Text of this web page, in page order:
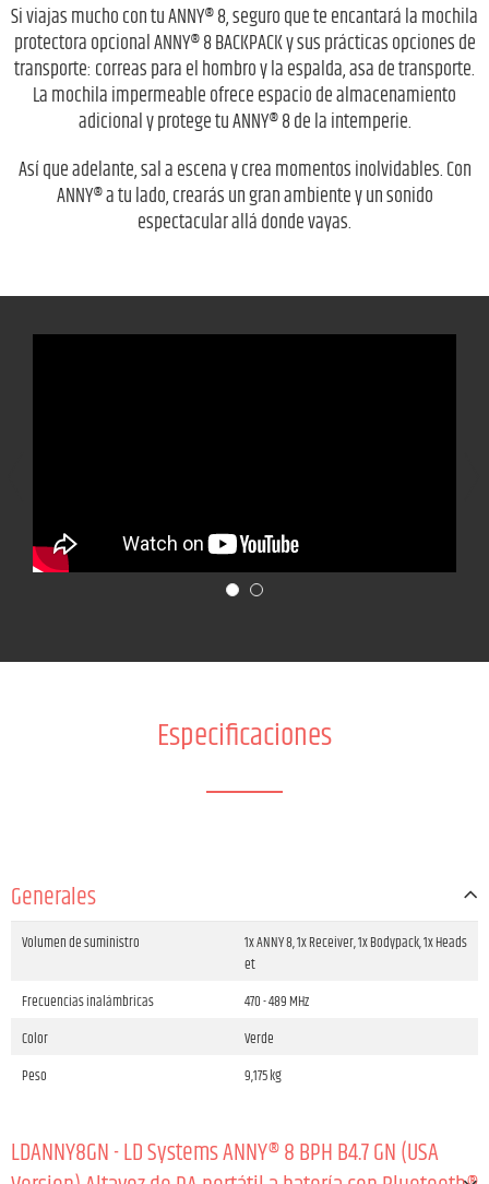
Si viajas mucho con tu ANNY® 8, seguro que te encantará la mochila
protectora opcional ANNY® 8 BACKPACK y sus prácticas opciones de
transporte: correas para el hombro y la espalda, asa de transporte.
La mochila impermeable ofrece espacio de almacenamiento
adicional y protege tu ANNY® 8 de la intemperie.
Así que adelante, sal a escena y crea momentos inolvidables. Con
ANNY® a tu lado, crearás un gran ambiente y un sonido
espectacular allá donde vayas.
Especificaciones
Generales
Volumen de suministro
1x ANNY 8, 1x Receiver, 1x Bodypack, 1x Heads
et
Frecuencias inalámbricas
470 - 489 MHz
Color
Verde
Peso
9,175 kg
LDANNY8GN - LD Systems ANNY® 8 BPH B4.7 GN (USA